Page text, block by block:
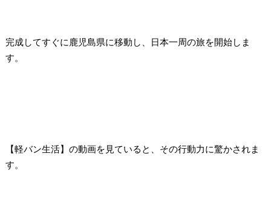
完成してすぐに鹿児島県に移動し、日本一周の旅を開始しま
す。
【軽バン生活】の動画を見ていると、その行動力に驚かされま
す。